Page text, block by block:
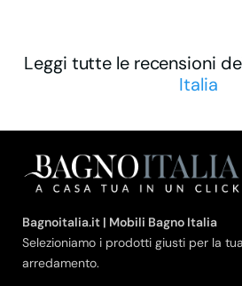
Leggi tutte le recensioni
Italia
Bagnoitalia.it | Mobili Bagno Italia
Selezioniamo i prodotti giusti per la
arredamento.